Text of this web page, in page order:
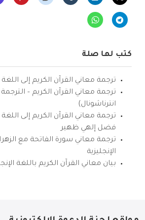
كتب لها صلة
ترجمة معاني القرآن الكريم إلى اللغة
ترجمة معاني القرآن الكريم –
انترناشونال)
ترجمة معاني القرآن الكريم إلى اللغة
فضل إلهي ظهير
ترجمة معاني سورة الفاتحة مع
الإنجليزية
بيان معاني القرآن الكريم باللغة